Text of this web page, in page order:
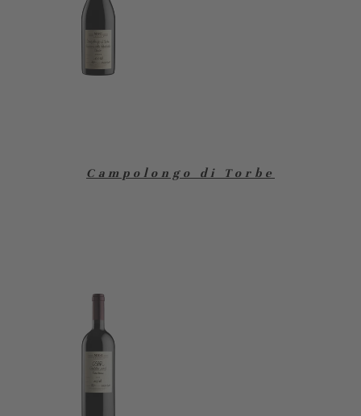
Campolongo di Torbe